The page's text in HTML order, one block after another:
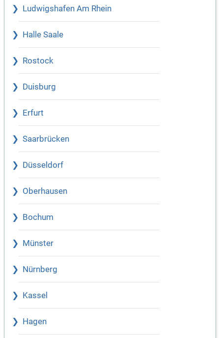
Ludwigshafen Am Rhein
Halle Saale
Rostock
Duisburg
Erfurt
Saarbrücken
Düsseldorf
Oberhausen
Bochum
Münster
Nürnberg
Kassel
Hagen